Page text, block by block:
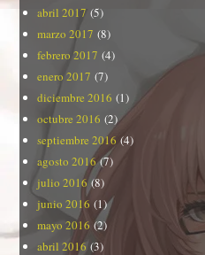
abril 2017 (5)
marzo 2017 (8)
febrero 2017 (4)
enero 2017 (7)
diciembre 2016 (1)
octubre 2016 (2)
septiembre 2016 (4)
agosto 2016(7)
julio 2016(8)
junio 2016 (1)
mayo 2016 (2)
abril 2016(3)